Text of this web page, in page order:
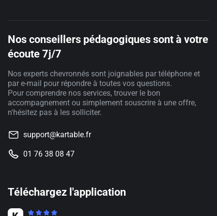
Nos conseillers pédagogiques sont à votre
écoute 7j/7
Nos experts chevronnés sont joignables par téléphone et
par e-mail pour répondre à toutes vos questions.
Pour comprendre nos services, trouver le bon
accompagnement ou simplement souscrire à une offre,
n'hésitez pas à les solliciter.
support@kartable.fr
01 76 38 08 47
Téléchargez l'application